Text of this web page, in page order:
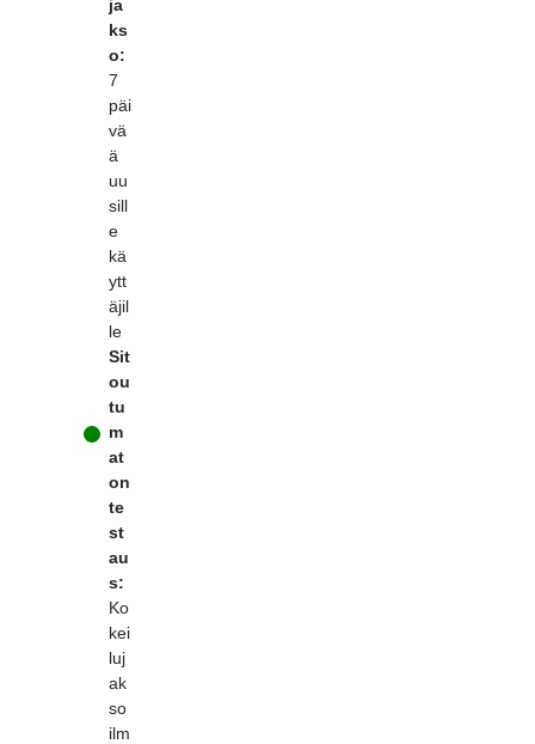
ja
ks
o:
7
päi
vä
ä
uu
sill
e
kä
ytt
äjil
le
Sit
ou
tu
m
at
on
te
st
au
s:
Ko
kei
luj
ak
so
ilm